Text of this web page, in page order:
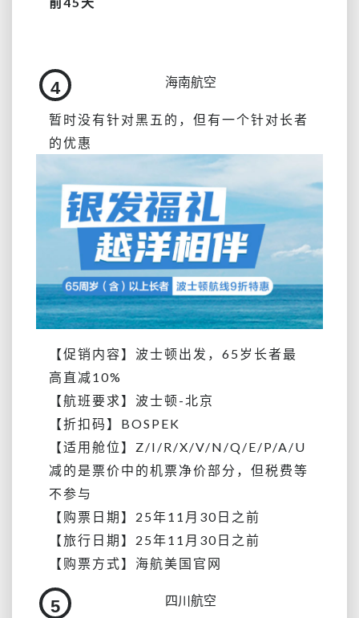
4 海南航空
暂时没有针对黑五的，但有一个针对长者
的优惠
【促销内容】波士顿出发，65岁长者最
高直减10%
【航班要求】波士顿-北京
【折扣码】BOSPEK
【适用舱位】 Z/I/R/X/V/N/Q/E/P/A/U
减的是票价中的机票净价部分，但税费等
不参与
【购票日期】25年11月30日之前
【旅行日期】 25年11月30日之前
【购票方式】海航美国官网
5 四川航空